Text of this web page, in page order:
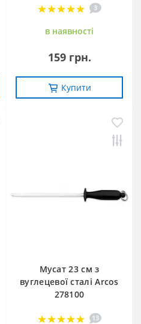
3
в наявностi
159 грн.
Купити
Мусат 23 см з
вуглецевої сталі Arcos
278100
13